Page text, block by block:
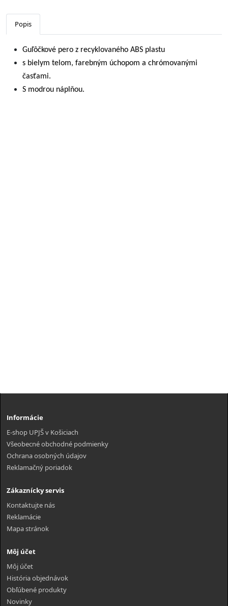
Popis
Guľôčkové pero z recyklovaného ABS plastu
s bielym telom, farebným úchopom a chrómovanými
časťami.
S modrou náplňou.
Informácie
E-shop UPJŠ v Košiciach
Všeobecné obchodné podmienky
Ochrana osobných údajov
Reklamačný poriadok
Zákaznícky servis
Kontaktujte nás
Reklamácie
Mapa stránok
Môj účet
Môj účet
História objednávok
Obľúbené produkty
Novinky